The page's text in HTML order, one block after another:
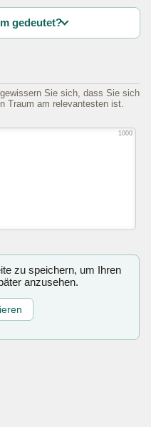
gedeutet?
Sie sich, dass Sie sich
Traum am relevantesten ist.
1000
zu speichern, um Ihren
anzusehen.